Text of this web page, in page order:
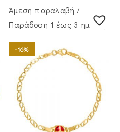
Άμεση παραλαβή /
Παράδoση 1 έως 3 ημέρες
-16%